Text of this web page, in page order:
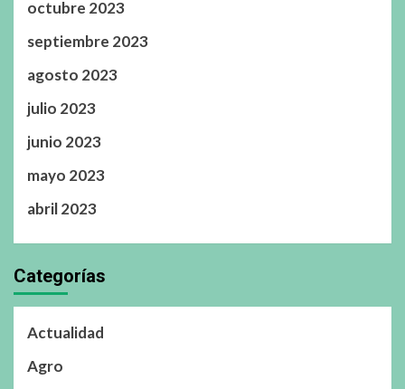
octubre 2023
septiembre 2023
agosto 2023
julio 2023
junio 2023
mayo 2023
abril 2023
Categorías
Actualidad
Agro